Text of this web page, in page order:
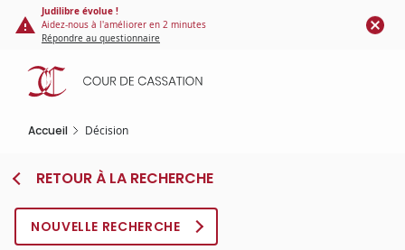
Panneau de gestion des cookies
contenu
principal
Judilibre évolue !
Aidez-nous à l'améliorer en 2 minutes
Répondre au questionnaire
Accueil Décision
RETOUR À LA RECHERCHE
NOUVELLE RECHERCHE